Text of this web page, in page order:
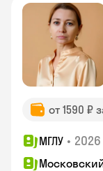
от 1590 ₽
МГЛУ • 2026